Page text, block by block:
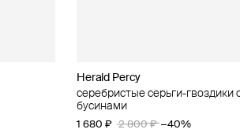
Herald Percy
серебристые серьги-гвоздики
бусинами
1 680 ₽ 2 800 ₽ −40%
Herald Percy
серьги-полумесяцы с
5 850 ₽ 6 500 ₽
при оплате онлайн
Aloud
золотистые фигурные серьги
1 900 ₽
Herald Percy
серьги-сердца с перламутром
кристаллами
5 490 ₽ 6 100 ₽ −10%